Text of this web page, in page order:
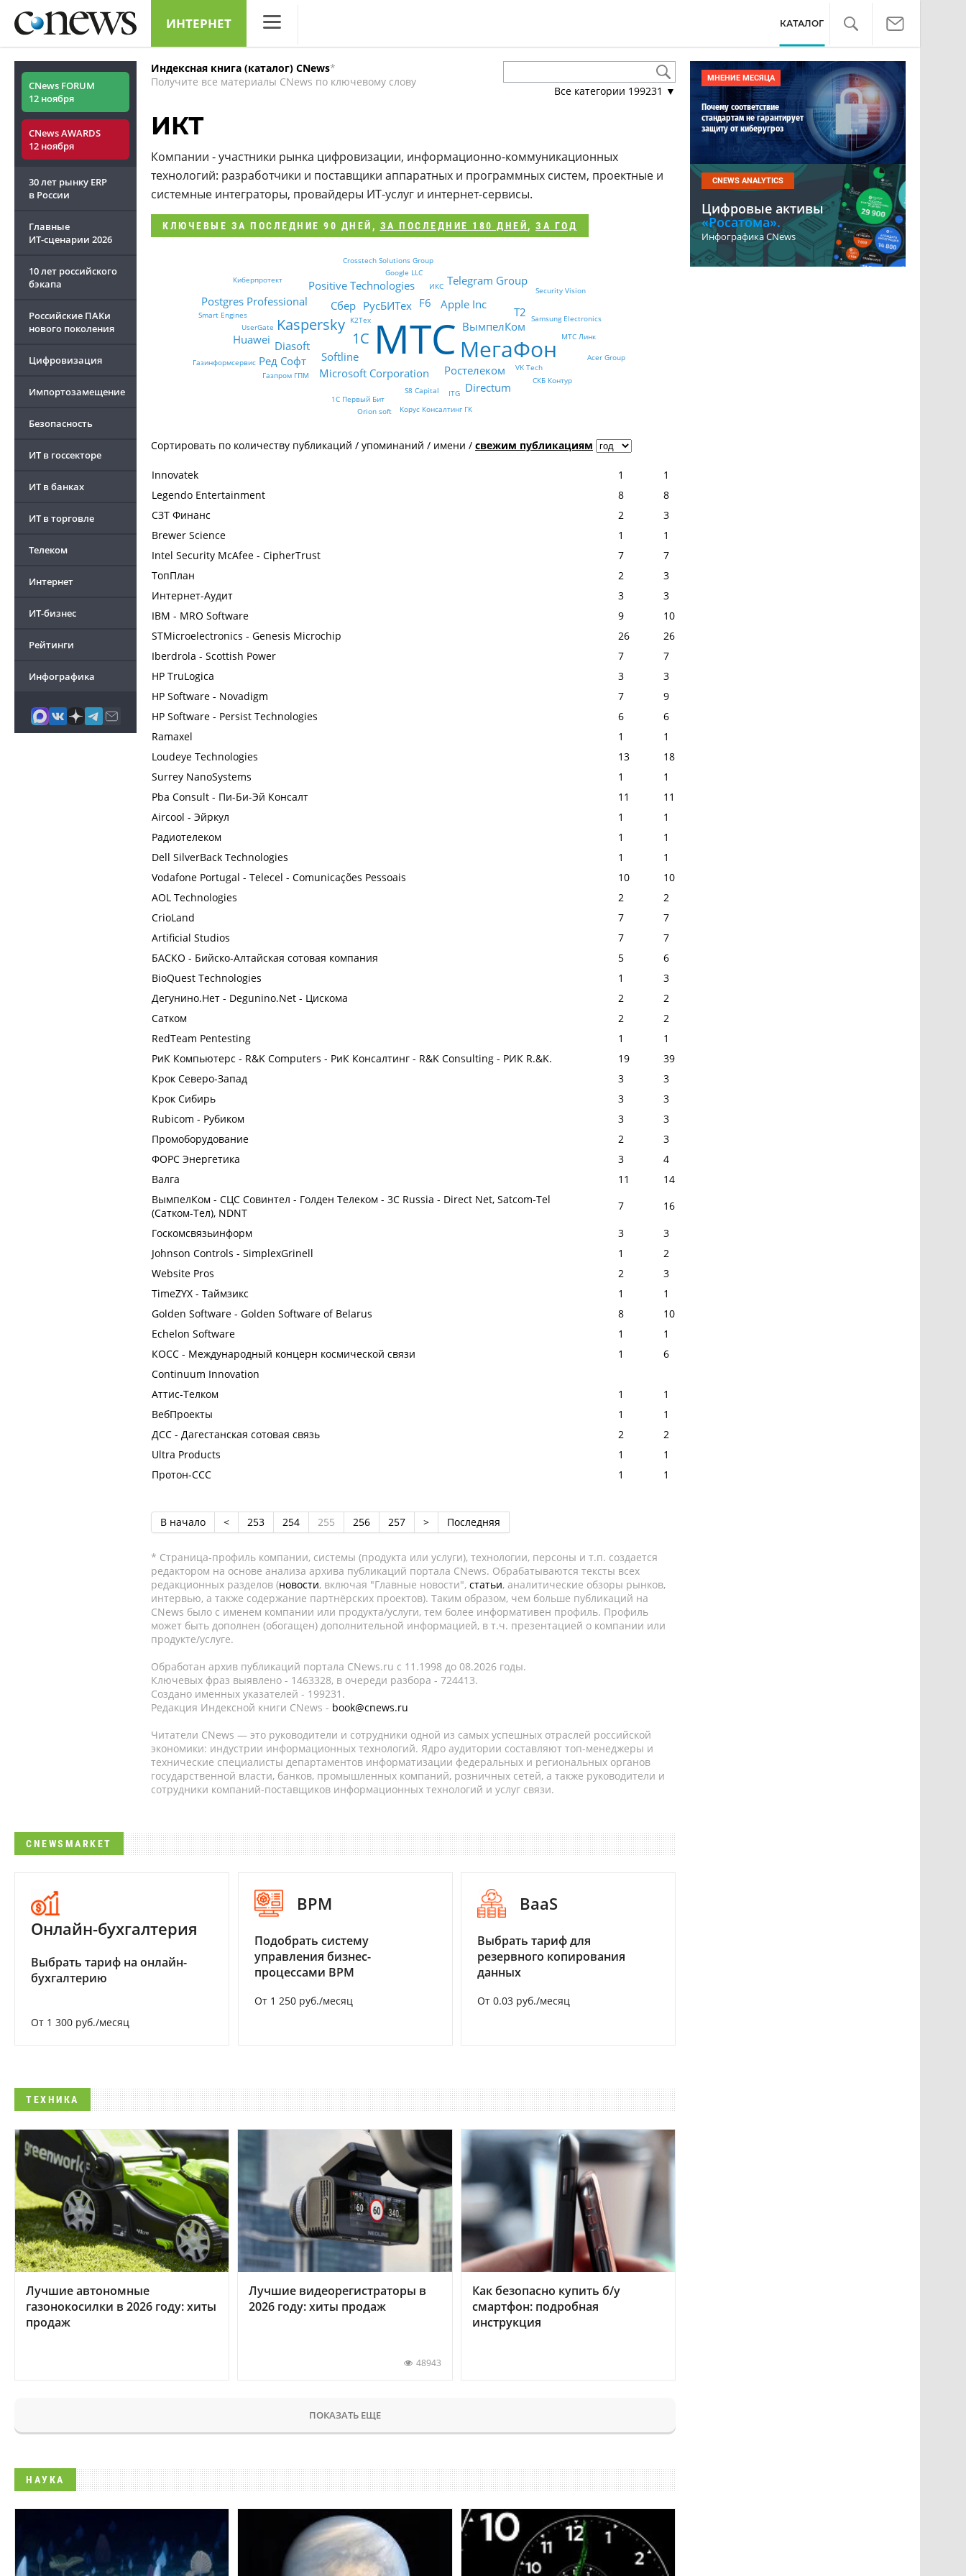
ИНТЕРНЕТ
Аналитика
Техника
ТВ
КАТАЛОГ
CNews FORUM
12 ноября
CNews AWARDS
12 ноября
30 лет рынку ERP
в России
Главные
ИТ-сценарии 2026
10 лет российского
бэкапа
Российские ПАКи
нового поколения
Цифровизация
Импортозамещение
Безопасность
ИТ в госсекторе
ИТ в банках
ИТ в торговле
Телеком
Интернет
ИТ-бизнес
Рейтинги
Инфографика
Индексная книга (каталог) CNews*
Получите все материалы CNews по ключевому слову
Все категории 199231 ▼
ИКТ
Компании - участники рынка цифровизации, информационно-коммуникационных
технологий: разработчики и поставщики аппаратных и программных систем, проектные и
системные интеграторы, провайдеры ИТ-услуг и интернет-сервисы.
КЛЮЧЕВЫЕ ЗА ПОСЛЕДНИЕ 90 ДНЕЙ , ЗА ПОСЛЕДНИЕ 180 ДНЕЙ, ЗА ГОД
МТС МегаФон
1С
Kaspersky
РусБИТех
Softline
Microsoft Corporation
ВымпелКом
F6 Apple Inc
Ростелеком
Positive Technologies
Сбер
Ред Софт
Diasoft
Telegram Group
Т2
Directum
Huawei
Postgres Professional
ИКС
СКБ Контур
VK Tech
S8 Capital
Samsung Electronics
Корус Консалтинг ГК
UserGate
Security Vision
Google LLC
Orion soft
Газпром ГПМ
МТС Линк
Газинформсервис
1С Первый Бит
К2Тех
Киберпротект
Crosstech Solutions Group
ITG
Acer Group
Smart Engines
Сортировать по количеству публикаций / упоминаний / имени / свежим публикациям
Innovatek 1
1
Legendo Entertainment
8
8
СЗТ Финанс
2
3
Brewer Science
1
1
Intel Security McAfee - CipherTrust
7
7
ТопПлан
2
3
Интернет-Аудит
3
3
IBM - MRO Software
9
10
STMicroelectronics - Genesis Microchip
26
26
Iberdrola - Scottish Power
7
7
HP TruLogica
3
3
HP Software - Novadigm
7
9
HP Software - Persist Technologies
6
6
Ramaxel
1
1
Loudeye Technologies
13
18
Surrey NanoSystems
1
1
Pba Consult - Пи-Би-Эй Консалт
11
11
Aircool - Эйркул
1
1
Радиотелеком
1
1
Dell SilverBack Technologies
1
1
Vodafone Portugal - Telecel - Comunicações Pessoais
10
10
AOL Technologies
2
2
CrioLand
7
7
Artificial Studios
7
7
БАСКО - Бийско-Алтайская сотовая компания
5
6
BioQuest Technologies
1
3
Дегунино.Нет - Degunino.Net - Цискома
2
2
Сатком
2
2
RedTeam Pentesting
1
1
РиК Компьютерс - R&K Computers - РиК Консалтинг - R&K Consulting - РИК R.&K.
19
39
Крок Северо-Запад
3
3
Крок Сибирь
3
3
Rubicom - Рубиком
3
3
Промоборудование
2
3
ФОРС Энергетика
3
4
Валга
11
14
ВымпелКом - СЦС Совинтел - Голден Телеком - 3C Russia - Direct Net, Satcom-Tel
(Сатком-Тел), NDNT
7
16
Госкомсвязьинформ
3
3
Johnson Controls - SimplexGrinell
1
2
Website Pros
2
3
TimeZYX - Таймзикс
1
1
Golden Software - Golden Software of Belarus
8
10
Echelon Software
1
1
КОСС - Международный концерн космической связи
1
6
Continuum Innovation
Аттис-Телком
1
1
ВебПроекты
1
1
ДСС - Дагестанская сотовая связь
2
2
Ultra Products
1
1
Протон-ССС
1 1
В начало < 253 254 255 256 257 > Последняя
* Страница-профиль компании, системы (продукта или услуги), технологии, персоны и т.п. создается
редактором на основе анализа архива публикаций портала CNews. Обрабатываются тексты всех
редакционных разделов (новости, включая "Главные новости", статьи, аналитические обзоры рынков,
интервью, а также содержание партнёрских проектов). Таким образом, чем больше публикаций на
CNews было с именем компании или продукта/услуги, тем более информативен профиль. Профиль
может быть дополнен (обогащен) дополнительной информацией, в т.ч. презентацией о компании или
продукте/услуге.
Обработан архив публикаций портала CNews.ru c 11.1998 до 08.2026 годы.
Ключевых фраз выявлено - 1463328, в очереди разбора - 724413.
Создано именных указателей - 199231.
Редакция Индексной книги CNews - book@cnews.ru
Читатели CNews — это руководители и сотрудники одной из самых успешных отраслей российской
экономики: индустрии информационных технологий. Ядро аудитории составляют топ-менеджеры и
технические специалисты департаментов информатизации федеральных и региональных органов
государственной власти, банков, промышленных компаний, розничных сетей, а также руководители и
сотрудники компаний-поставщиков информационных технологий и услуг связи.
CNEWSMARKET
Онлайн-бухгалтерия
Выбрать тариф на онлайн-
бухгалтерию
От 1 300 руб./месяц
BPM
Подобрать систему
управления бизнес-
процессами BPM
От 1 250 руб./месяц
BaaS
Выбрать тариф для
резервного копирования
данных
От 0.03 руб./месяц
ТЕХНИКА
Лучшие автономные
газонокосилки в 2026 году: хиты
продаж
Лучшие видеорегистраторы в
2026 году: хиты продаж
48943
Как безопасно купить б/у
смартфон: подробная
инструкция
ПОКАЗАТЬ ЕЩЕ
НАУКА
МНЕНИЕ МЕСЯЦА
Почему соответствие
стандартам не гарантирует
защиту от киберугроз
CNEWS ANALYTICS
Цифровые активы
«Росатома».
Инфографика CNews